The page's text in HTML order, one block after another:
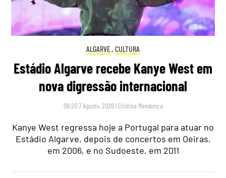
ALGARVE, CULTURA
Estádio Algarve recebe Kanye West em
nova digressão internacional
09:20 7 Agosto, 2026 | Cristina Mendonça
Kanye West regressa hoje a Portugal para atuar no
Estádio Algarve, depois de concertos em Oeiras,
em 2006, e no Sudoeste, em 2011